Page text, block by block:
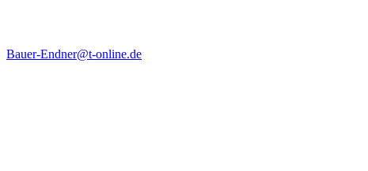
Bauer-Endner@t-online.de